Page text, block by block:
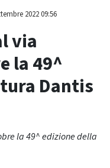
2022 09:56
via
la 49^
Dantis
la 49^ edizione della